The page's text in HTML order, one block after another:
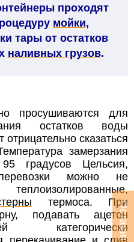
проходят
мойки,
тары от остатков
наливных грузов.
просушиваются для
остатков воды
отрицательно сказаться
замерзания
градусов Цельсия,
можно не
термоса. При
подавать ацетон
категорически